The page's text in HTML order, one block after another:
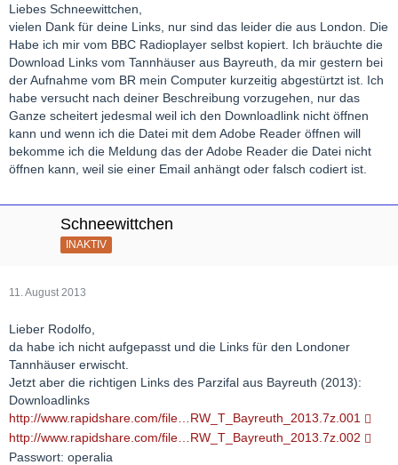
Liebes Schneewittchen,
vielen Dank für deine Links, nur sind das leider die aus London. Die
Habe ich mir vom BBC Radioplayer selbst kopiert. Ich bräuchte die
Download Links vom Tannhäuser aus Bayreuth, da mir gestern bei
der Aufnahme vom BR mein Computer kurzeitig abgestürtzt ist. Ich
habe versucht nach deiner Beschreibung vorzugehen, nur das
Ganze scheitert jedesmal weil ich den Downloadlink nicht öffnen
kann und wenn ich die Datei mit dem Adobe Reader öffnen will
bekomme ich die Meldung das der Adobe Reader die Datei nicht
öffnen kann, weil sie einer Email anhängt oder falsch codiert ist.
Schneewittchen
INAKTIV
11. August 2013
Lieber Rodolfo,
da habe ich nicht aufgepasst und die Links für den Londoner
Tannhäuser erwischt.
Jetzt aber die richtigen Links des Parzifal aus Bayreuth (2013):
Downloadlinks
http://www.rapidshare.com/file…RW_T_Bayreuth_2013.7z.001
http://www.rapidshare.com/file…RW_T_Bayreuth_2013.7z.002
Passwort: operalia